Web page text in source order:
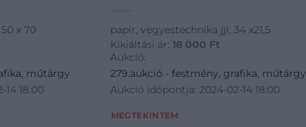
x 70
műtárgy
18:00
papír, vegyestechnika jjl, 34 x21,5
Kikiáltási ár: 18 000 Ft
Aukció:
279.aukció - festmény, grafika, műtárgy
Aukció időpontja: 2024-02-14 18:00
MEGTEKINTEM